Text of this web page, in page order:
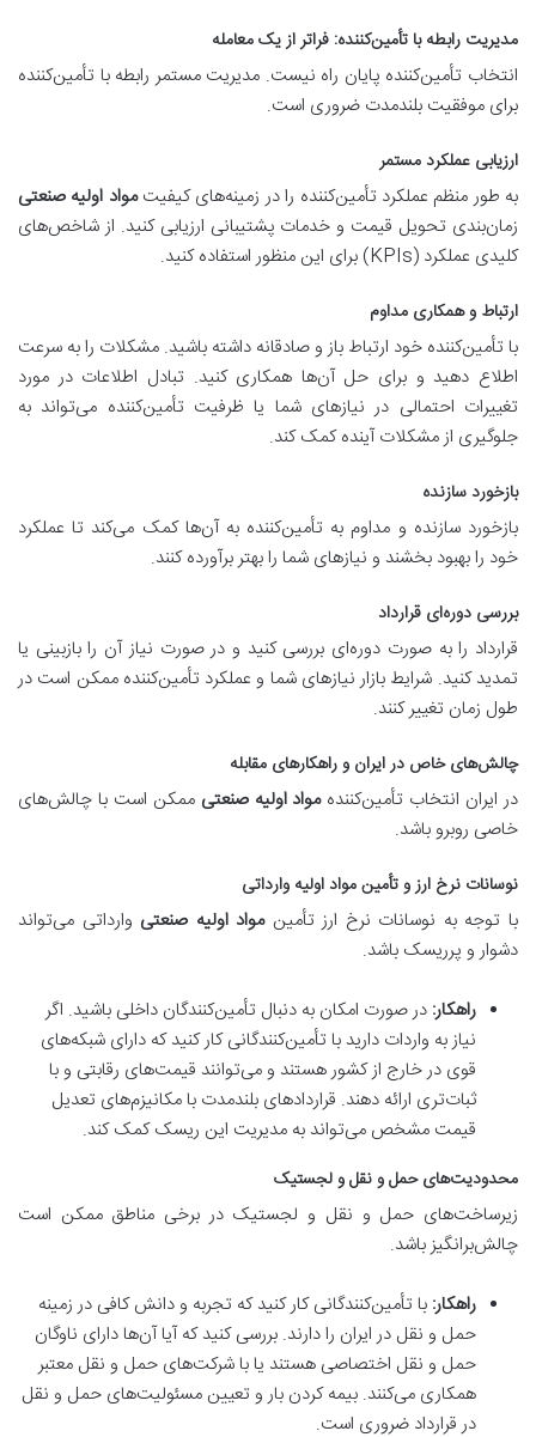
مدیریت رابطه با تأمین‌کننده: فراتر از یک معامله
انتخاب تأمین‌کننده پایان راه نیست. مدیریت مستمر رابطه با تأمین‌کننده
برای موفقیت بلندمدت ضروری است.
ارزیابی عملکرد مستمر
به طور منظم عملکرد تأمین‌کننده را در زمینه‌های کیفیتمواد اولیه صنعتی
زمان‌بندی تحویل قیمت و خدمات پشتیبانی ارزیابی کنید. از شاخص‌های
کلیدی عملکرد (KPIs) برای این منظور استفاده کنید.
ارتباط و همکاری مداوم
با تأمین‌کننده خود ارتباط باز و صادقانه داشته باشید. مشکلات را به سرعت
اطلاع دهید و برای حل آن‌ها همکاری کنید. تبادل اطلاعات در مورد
تغییرات احتمالی در نیازهای شما یا ظرفیت تأمین‌کننده می‌تواند به
جلوگیری از مشکلات آینده کمک کند.
بازخورد سازنده
بازخورد سازنده و مداوم به تأمین‌کننده به آن‌ها کمک می‌کند تا عملکرد
خود را بهبود بخشند و نیازهای شما را بهتر برآورده کنند.
بررسی دوره‌ای قرارداد
قرارداد را به صورت دوره‌ای بررسی کنید و در صورت نیاز آن را بازبینی یا
تمدید کنید. شرایط بازار نیازهای شما و عملکرد تأمین‌کننده ممکن است در
طول زمان تغییر کنند.
چالش‌های خاص در ایران و راهکارهای مقابله
در ایران انتخاب تأمین‌کنندهمواد اولیه صنعتی ممکن است با چالش‌های
خاصی روبرو باشد.
نوسانات نرخ ارز و تأمین مواد اولیه وارداتی
با توجه به نوسانات نرخ ارز تأمینمواد اولیه صنعتی وارداتی می‌تواند
دشوار و پرریسک باشد.
راهکار: در صورت امکان به دنبال تأمین‌کنندگان داخلی باشید. اگر
نیاز به واردات دارید با تأمین‌کنندگانی کار کنید که دارای شبکه‌های
قوی در خارج از کشور هستند و می‌توانند قیمت‌های رقابتی و با
ثبات‌تری ارائه دهند. قراردادهای بلندمدت با مکانیزم‌های تعدیل
قیمت مشخص می‌تواند به مدیریت این ریسک کمک کند.
محدودیت‌های حمل و نقل و لجستیک
زیرساخت‌های حمل و نقل و لجستیک در برخی مناطق ممکن است
چالش‌برانگیز باشد.
راهکار: با تأمین‌کنندگانی کار کنید که تجربه و دانش کافی در زمینه
حمل و نقل در ایران را دارند. بررسی کنید که آیا آن‌ها دارای ناوگان
حمل و نقل اختصاصی هستند یا با شرکت‌های حمل و نقل معتبر
همکاری می‌کنند. بیمه کردن بار و تعیین مسئولیت‌های حمل و نقل
در قرارداد ضروری است.